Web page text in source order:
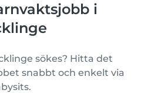
i
sökes? Hitta det
snabbt och enkelt via